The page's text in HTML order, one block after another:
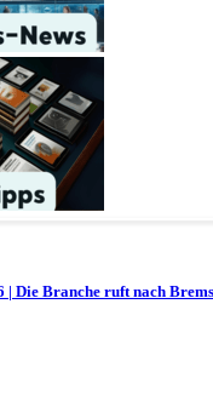
| Die Branche ruft nach